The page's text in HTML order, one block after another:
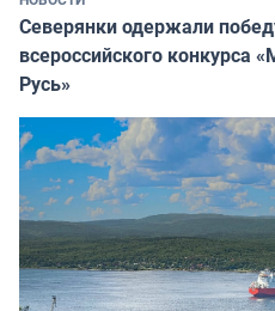
Северянки одержали
всероссийского конкурса
Русь»